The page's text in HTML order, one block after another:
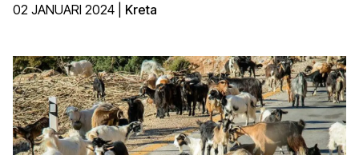
02 JANUARI 2024 Kreta